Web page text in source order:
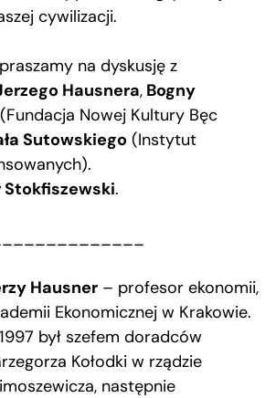
cywilizacji.
na dyskusję z
Hausnera, Bogny
(Fundacja Nowej Kultury Bęc
Sutowskiego (Instytut
Stokfiszewski.
Hausner – profesor ekonomii,
Ekonomicznej w Krakowie.
był szefem doradców
Kołodki w rządzie
następnie